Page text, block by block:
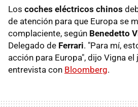
Los coches eléctricos chinos
de atención para que Europa se
complaciente, según Benedetto
Delegado de Ferrari. "Para mí,
acción para Europa", dijo Vigna el
entrevista con Bloomberg.